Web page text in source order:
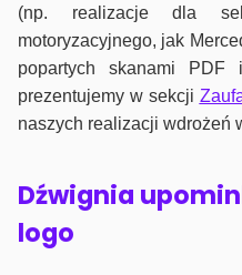
(np. realizacje dla
motoryzacyjnego, jak
popartych skanami PDF
prezentujemy w sekcji
naszych realizacji wdrożeń
Dźwignia
logo